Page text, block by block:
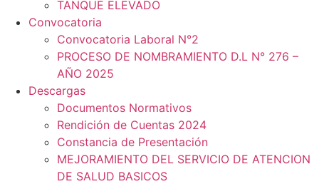
TANQUE ELEVADO
Convocatoria
Convocatoria Laboral N°2
PROCESO DE NOMBRAMIENTO D.L N° 276 –
AÑO 2025
Descargas
Documentos Normativos
Rendición de Cuentas 2024
Constancia de Presentación
MEJORAMIENTO DEL SERVICIO DE ATENCION
DE SALUD BASICOS